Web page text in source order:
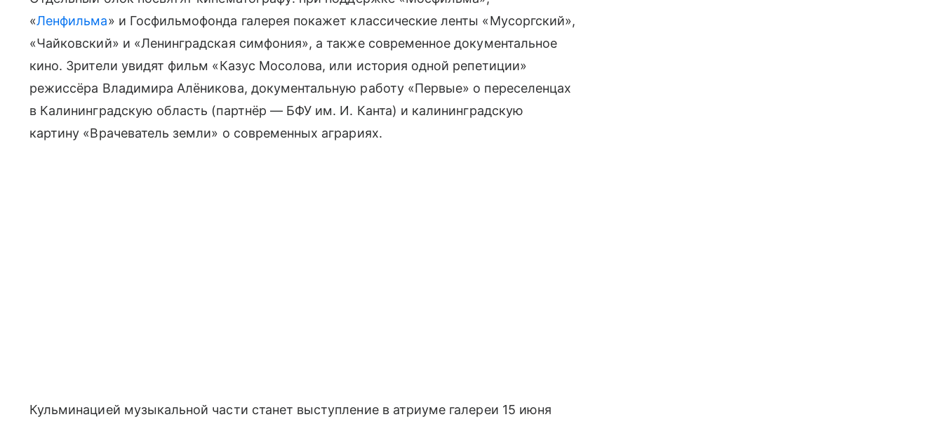
«Ленфильма» и Госфильмофонда галерея покажет классические ленты «Мусоргский»,
«Чайковский» и «Ленинградская симфония», а также современное документальное
кино. Зрители увидят фильм «Казус Мосолова, или история одной репетиции»
режиссёра Владимира Алёникова, документальную работу «Первые» о переселенцах
в Калининградскую область (партнёр — БФУ им. И. Канта) и калининградскую
картину «Врачеватель земли» о современных аграриях.
Кульминацией музыкальной части станет выступление в атриуме галереи 15 июня